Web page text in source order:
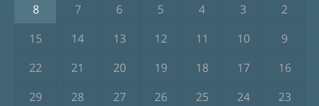
2
3
4
5
6
7
8
9
10
11
12
13
14
15
16
17
18
19
20
21
22
23
24
25
26
27
28
29